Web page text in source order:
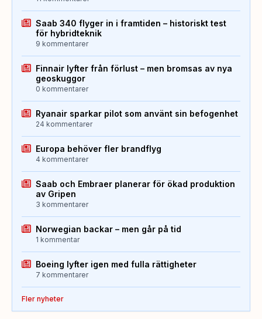
Saab 340 flyger in i framtiden – historiskt test
för hybridteknik
9 kommentarer
Finnair lyfter från förlust – men bromsas av nya
geoskuggor
0 kommentarer
Ryanair sparkar pilot som använt sin befogenhet
24 kommentarer
Europa behöver fler brandflyg
4 kommentarer
Saab och Embraer planerar för ökad produktion
av Gripen
3 kommentarer
Norwegian backar – men går på tid
1 kommentar
Boeing lyfter igen med fulla rättigheter
7 kommentarer
Fler nyheter